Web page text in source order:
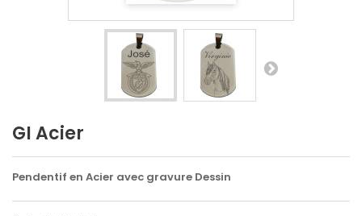
GI Acier
Pendentif en Acier avec gravure Dessin